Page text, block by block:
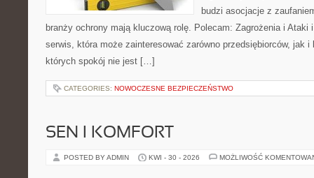
budzi asocjacje z
branży ochrony mają kluczową rolę. Polecam: Zagrożenia i Ataki
serwis, która może zainteresować zarówno przedsiębiorców, jak
których spokój nie jest […]
CATEGORIES: NOWOCZESNE BEZPIECZEŃSTWO
SEN I KOMFORT
POSTED BY ADMIN KWI - 30 - 2026 MOŻLIWOŚĆ